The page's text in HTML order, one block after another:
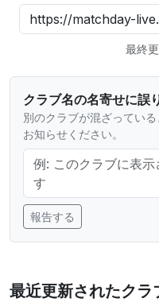
最終
クラブ名の名寄せに誤
別のクラブが混ざってい
お知らせください。
報告する
最近更新されたクラ